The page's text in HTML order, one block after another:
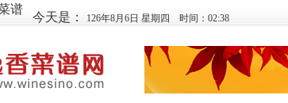
谱
今天是： 126年8月6日 星期四 时间：02:38